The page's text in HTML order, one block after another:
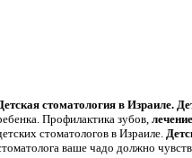
стоматология в Израиле.
Профилактика зубов,
стоматологов в Израиле.
ваше чадо должно